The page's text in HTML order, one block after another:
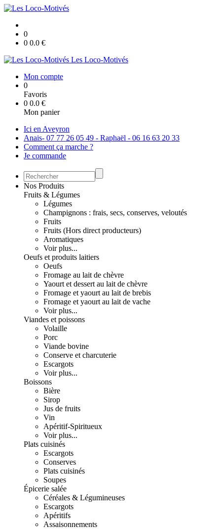
0
0 0.0 €
Les Loco-Motivés
Mon compte
0
Favoris
0 0.0 €
Mon panier
Ici en Aveyron
Anais- 07 77 26 05 49 - Raphaël - 06 16 63 20 33
Comment ça marche ?
Je commande
Nos Produits
Fruits & Légumes
Légumes
Champignons : frais, secs, conserves, veloutés
Fruits
Fruits (Hors direct producteurs)
Aromatiques
Voir plus...
Oeufs et produits laitiers
Oeufs
Fromage au lait de chèvre
Yaourt et dessert au lait de chèvre
Fromage et yaourt au lait de brebis
Fromage et yaourt au lait de vache
Voir plus...
Viandes et poissons
Volaille
Porc
Viande bovine
Conserve et charcuterie
Escargots
Voir plus...
Boissons
Bière
Sirop
Jus de fruits
Vin
Apéritif-Spiritueux
Voir plus...
Plats cuisinés
Escargots
Conserves
Plats cuisinés
Soupes
Épicerie salée
Céréales & Légumineuses
Escargots
Apéritifs
Assaisonnements